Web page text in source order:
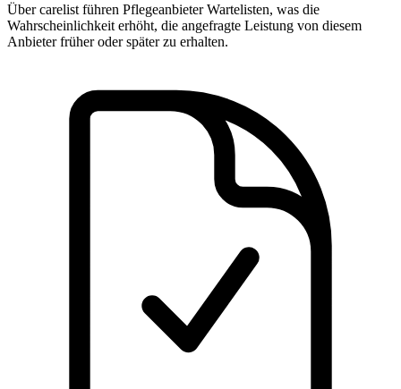
Über carelist führen Pflegeanbieter Wartelisten, was die
Wahrscheinlichkeit erhöht, die angefragte Leistung von diesem
Anbieter früher oder später zu erhalten.